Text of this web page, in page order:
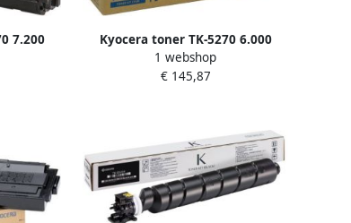
7.200
Kyocera toner TK-5270 6.000
pagina&apos;s OEM 1T02TVCNL0
cyaan
1 webshop
€ 145,87